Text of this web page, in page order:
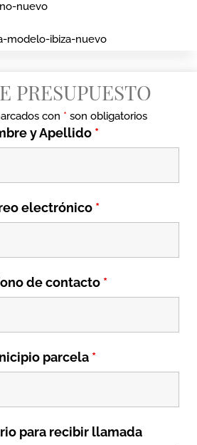
PRESUPUESTO
con * son obligatorios
y Apellido *
electrónico *
de contacto *
parcela *
para recibir llamada